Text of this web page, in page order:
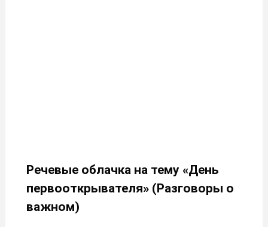
Речевые облачка на тему «День
первооткрывателя» (Разговоры о
важном)